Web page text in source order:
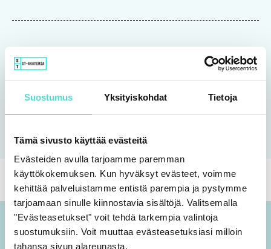
Suostumus Yksityiskohdat Tietoja
Tämä sivusto käyttää evästeitä
Evästeiden avulla tarjoamme paremman
käyttökokemuksen. Kun hyväksyt evästeet, voimme
kehittää palveluistamme entistä parempia ja pystymme
tarjoamaan sinulle kiinnostavia sisältöjä. Valitsemalla
"Evästeasetukset" voit tehdä tarkempia valintoja
suostumuksiin. Voit muuttaa evästeasetuksiasi milloin
tahansa sivun alareunasta.
Tutustu Rajaton-koulutuspalveluun
Tutustu